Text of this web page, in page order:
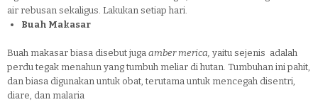
air rebusan sekaligus. Lakukan setiap hari.
Buah Makasar
Buah makasar biasa disebut juga amber merica, yaitu sejenis adalah
perdu tegak menahun yang tumbuh meliar di hutan. Tumbuhan ini pahit,
dan biasa digunakan untuk obat, terutama untuk mencegah disentri,
diare, dan malaria